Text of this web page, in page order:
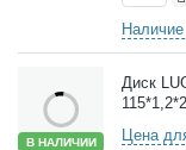
В НАЛИЧИИ
Диск
Цена